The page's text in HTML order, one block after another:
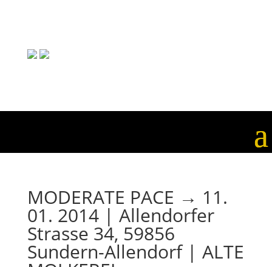
MODERATE PACE → 11.
01. 2014 | Allendorfer
Strasse 34, 59856
Sundern-Allendorf | ALTE